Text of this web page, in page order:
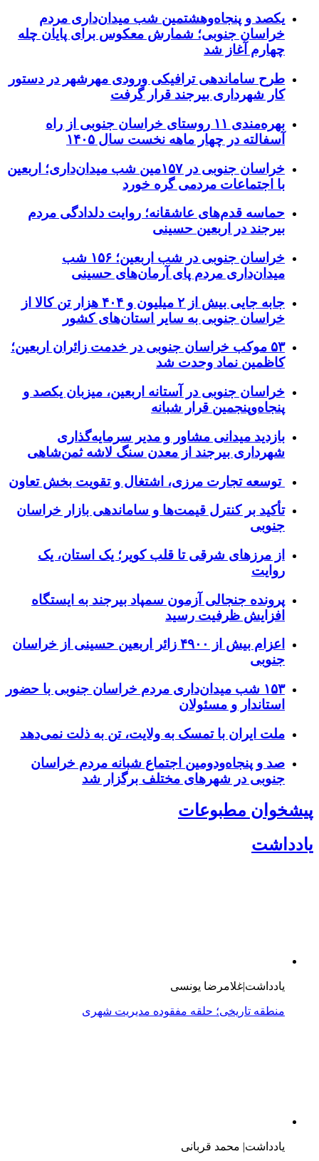
یکصد و پنجاه‌وهشتمین شب میدان‌داری مردم
خراسان جنوبی؛ شمارش معکوس برای پایان چله
چهارم آغاز شد
طرح ساماندهی ترافیکی ورودی مهرشهر در دستور
کار شهرداری بیرجند قرار گرفت
بهره‌مندی ۱۱ روستای خراسان جنوبی از راه
آسفالته در چهار ماهه نخست سال ۱۴۰۵
خراسان جنوبی در ۱۵۷مین شب میدان‌داری؛ اربعین
با اجتماعات مردمی گره خورد
حماسه قدم‌های عاشقانه؛ روایت دلدادگی مردم
بیرجند در اربعین حسینی
خراسان جنوبی در شب اربعین؛ ۱۵۶ شب
میدان‌داری مردم پای آرمان‌های حسینی
جابه جایی بیش از ۲ میلیون و ۴۰۴ هزار تن کالا از
خراسان جنوبی به سایر استان‌های کشور
۵۳ موکب خراسان جنوبی در خدمت زائران اربعین؛
کاظمین نماد وحدت شد
خراسان جنوبی در آستانه اربعین، میزبان یکصد و
پنجاه‌وپنجمین قرار شبانه
بازدید میدانی مشاور و مدیر سرمایه‌گذاری
شهرداری بیرجند از معدن سنگ لاشه ثمن‌شاهی
توسعه تجارت مرزی، اشتغال و تقویت بخش تعاون
تأکید بر کنترل قیمت‌ها و ساماندهی بازار خراسان
جنوبی
از مرزهای شرقی تا قلب کویر؛ یک استان، یک
روایت
پرونده جنجالی آزمون سمپاد بیرجند به ایستگاه
افزایش ظرفیت رسید
اعزام بیش از ۴۹۰۰ زائر اربعین حسینی از خراسان
جنوبی
۱۵۳ شب میدان‌داری مردم خراسان جنوبی با حضور
استاندار و مسئولان
ملت ایران با تمسک به ولایت، تن به ذلت نمی‌دهد
صد و پنجاه‌ودومین اجتماع شبانه مردم خراسان
جنوبی در شهرهای مختلف برگزار شد
پیشخوان مطبوعات
یادداشت
یادداشت| محمد قربانی
حاج حسن زرین‌پناه؛ مردی از تبار کارآفرینان، معمار توسعه و
گفت و گو